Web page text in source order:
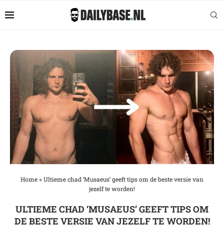
Home» Ultieme chad ‘Musaeus’ geeft tips om de beste versie van
jezelf te worden!
ULTIEME CHAD ‘MUSAEUS’ GEEFT TIPS OM
DE BESTE VERSIE VAN JEZELF TE WORDEN!